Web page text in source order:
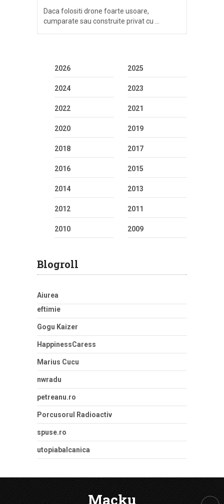
Daca folositi drone foarte usoare,
cumparate sau construite privat cu …
2026 2025
2024 2023
2022 2021
2020 2019
2018 2017
2016 2015
2014 2013
2012 2011
2010 2009
Blogroll
Aiurea
eftimie
Gogu Kaizer
HappinessCaress
Marius Cucu
nwradu
petreanu.ro
Porcusorul Radioactiv
spuse.ro
utopiabalcanica
Macku